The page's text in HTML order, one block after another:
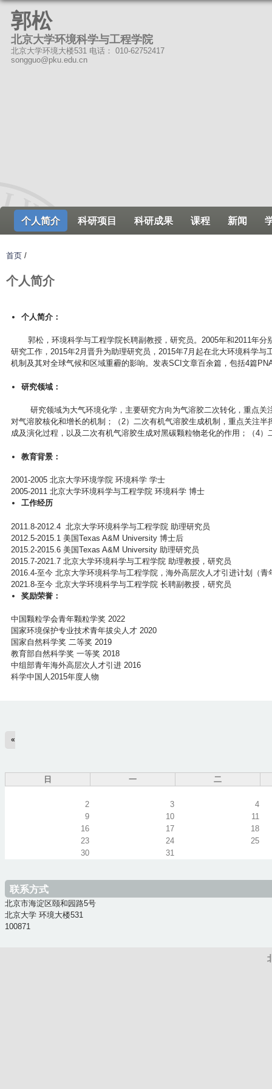
郭松
北京大学环境科学与工程学院
北京大学环境大楼531 电话： 010-62752417
songguo@pku.edu.cn
个人简介 科研项目 科研成果 课程 新闻
首页 /
个人简介
个人简介：
郭松，环境科学与工程学院长聘副教授，研究员。2005年和2011年分
研究工作，2015年2月晋升为助理研究员，2015年7月起在北大环境科学
机制及其对全球气候和区域重霾的影响。发表SCI文章百余篇，包括4篇
研究领域：
研究领域为大气环境化学，主要研究方向为气溶胶二次转化，重点关
对气溶胶核化和增长的机制；（2）二次有机气溶胶生成机制，重点关注
成及演化过程，以及二次有机气溶胶生成对黑碳颗粒物老化的作用；（4
教育背景：
2001-2005 北京大学环境学院 环境科学 学士
2005-2011 北京大学环境科学与工程学院 环境科学 博士
工作经历
2011.8-2012.4 北京大学环境科学与工程学院 助理研究员
2012.5-2015.1 美国Texas A&M University 博士后
2015.2-2015.6 美国Texas A&M University 助理研究员
2015.7-2021.7 北京大学环境科学与工程学院 助理教授，研究员
2016.4-至今 北京大学环境科学与工程学院，海外高层次人才引进计划（青
2021.8-至今 北京大学环境科学与工程学院 长聘副教授，研究员
奖励荣誉：
中国颗粒学会青年颗粒学奖 2022
国家环境保护专业技术青年拔尖人才 2020
国家自然科学奖 二等奖 2019
教育部自然科学奖 一等奖 2018
中组部青年海外高层次人才引进 2016
科学中国人2015年度人物
«
日 一 二
2 3
4
9
10
11
16
17
18
23
24
25
30
31
联系方式
北京市海淀区颐和园路5号
北京大学 环境大楼531
100871